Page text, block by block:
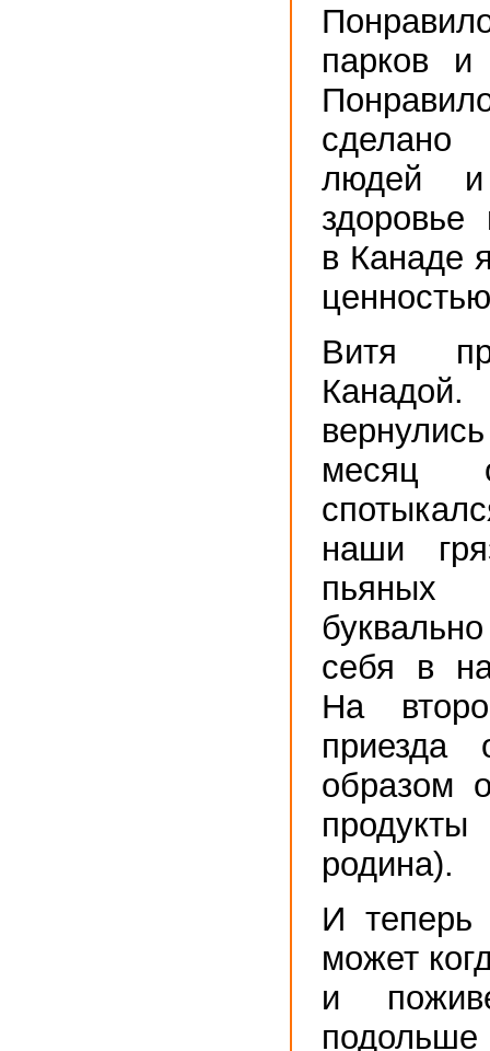
парков
людей и
здоровье
в Канаде
Витя
месяц
наши
себя в
На
приезда
образом
родина).
И теперь
может
и